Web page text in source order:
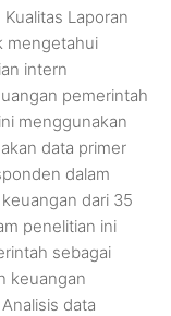
Laporan
mengetahui
intern
pemerintah
menggunakan
data primer
dalam
dari 35
penelitian ini
sebagai
keuangan
data